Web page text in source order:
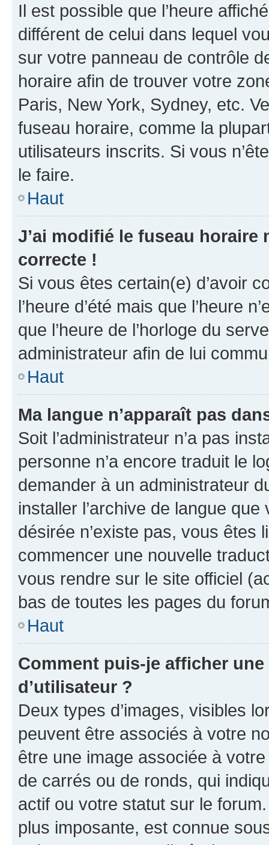
Il est possible que l’heure
différent de celui dans lequel
sur votre panneau de contrôle
horaire afin de trouver votre
Paris, New York, Sydney, etc.
fuseau horaire, comme la
utilisateurs inscrits. Si vous
le faire.
Haut
J’ai modifié le fuseau horaire
correcte !
Si vous êtes certain(e) d’avoir
l’heure d’été mais que l’heure
que l’heure de l’horloge du
administrateur afin de lui
Haut
Ma langue n’apparaît pas
Soit l’administrateur n’a pas
personne n’a encore traduit le
demander à un administrateur
installer l’archive de langue
désirée n’existe pas, vous êtes
commencer une nouvelle
vous rendre sur le site officiel
bas de toutes les pages du
Haut
Comment puis-je afficher
d’utilisateur ?
Deux types d’images, visibles
peuvent être associés à votre
être une image associée à
de carrés ou de ronds, qui
actif ou votre statut sur le
plus imposante, est connue